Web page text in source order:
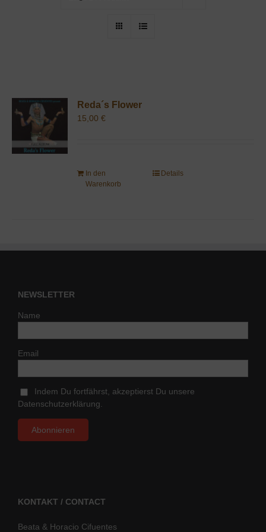
Reda´s Flower
15,00€
In den
Warenkorb
Details
NEWSLETTER
Name
Email
Indem Du fortfährst, akzeptierst Du unsere
Datenschutzerklärung.
KONTAKT / CONTACT
Beata & Horacio Cifuentes